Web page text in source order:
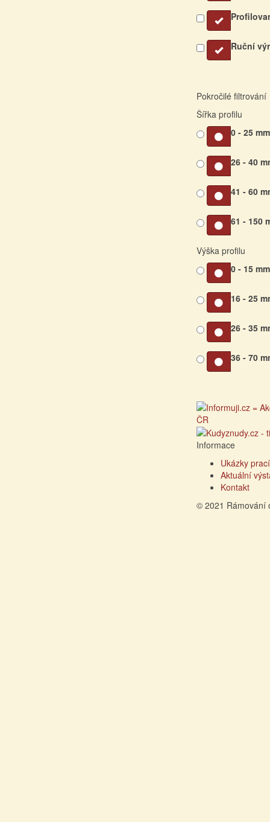
Ruční
Pokročilé filtrování
Šířka profilu
0 - 25
26 - 40
41 - 60
61 - 150
Výška profilu
0 - 15
16 - 25
26 - 35
36 - 70
Informace
Ukázky prací
Aktuální
Kontakt
© 2021 Rámování